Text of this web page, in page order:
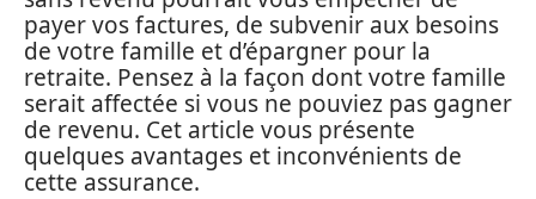
payer vos factures, de subvenir aux besoins
de votre famille et d’épargner pour la
retraite. Pensez à la façon dont votre famille
serait affectée si vous ne pouviez pas gagner
de revenu. Cet article vous présente
quelques avantages et inconvénients de
cette assurance.